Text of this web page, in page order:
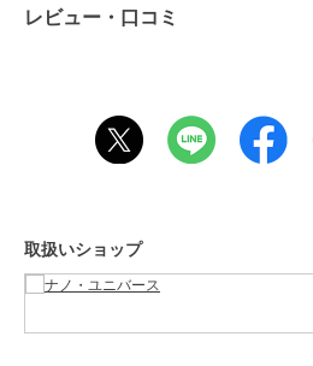
・きちんと感のある定番カラーのネイビー
■サイズ感
レビュー・口コミ
取扱いショップ